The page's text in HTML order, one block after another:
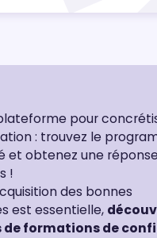
pour
: trouvez le
et obtenez une
!
des bonnes
est essentielle,
de formations de